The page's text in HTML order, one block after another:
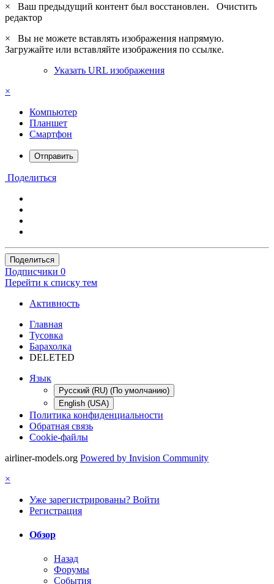
×
Ваш предыдущий контент был восстановлен. Очистить
редактор
×
Вы не можете вставлять изображения напрямую.
Загружайте или вставляйте изображения по ссылке.
Указать URL изображения
×
Компьютер
Планшет
Смартфон
Отправить
Поделиться
Поделиться
Подписчики 0
Перейти к списку тем
Активность
Главная
Тусовка
Барахолка
DELETED
Язык
Русский (RU) (По умолчанию)
English (USA)
Политика конфиденциальности
Обратная связь
Cookie-файлы
airliner-models.org Powered by Invision Community
×
Уже зарегистрированы? Войти
Регистрация
Обзор
Назад
Форумы
События